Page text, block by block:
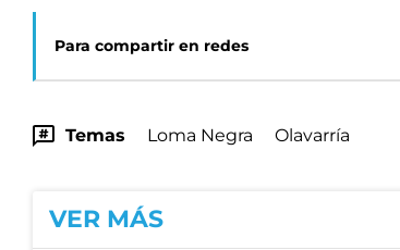
Para compartir en redes
Temas Loma Negra Olavarría
VER MÁS